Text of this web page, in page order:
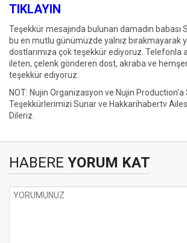
TIKLAYIN
Teşekkür mesajında bulunan damadın babası
bu en mutlu günümüzde yalnız bırakmayarak
dostlarımıza çok teşekkür ediyoruz. Telefonla
ileten, çelenk gönderen dost, akraba ve
teşekkür ediyoruz.
NOT: Nujin Organizasyon ve Nujin Production'a
Teşekkürlerimizi Sunar ve Hakkarihabertv
Dileriz.
HABERE YORUM KAT